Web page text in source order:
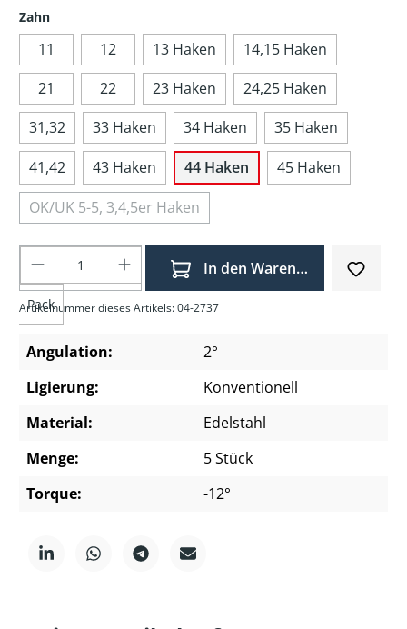
Zahn
11 12 13 Haken
14,15 Haken
21
22 23 Haken
24,25 Haken
31,32
33 Haken 34 Haken
35 Haken
41,42
43 Haken 44 Haken
45 Haken
OK/UK 5-5, 3,4,5er Haken
Produkt Anzahl: Gib den gewünschten
Pack
In den Warenkorb
Artikelnummer dieses Artikels: 04-2737
Angulation:
2°
Ligierung:
Konventionell
Material:
Edelstahl
Menge:
5 Stück
Torque:
-12°